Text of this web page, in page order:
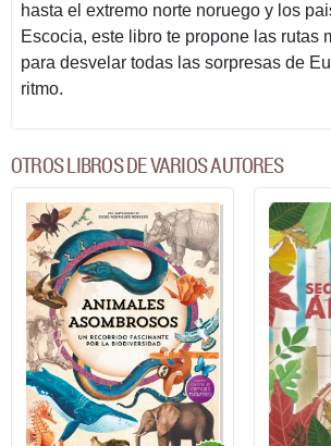
hasta el extremo norte noruego y los
Escocia, este libro te propone las rutas
para desvelar todas las sorpresas de
ritmo.
OTROS LIBROS DE VARIOS AUTORES